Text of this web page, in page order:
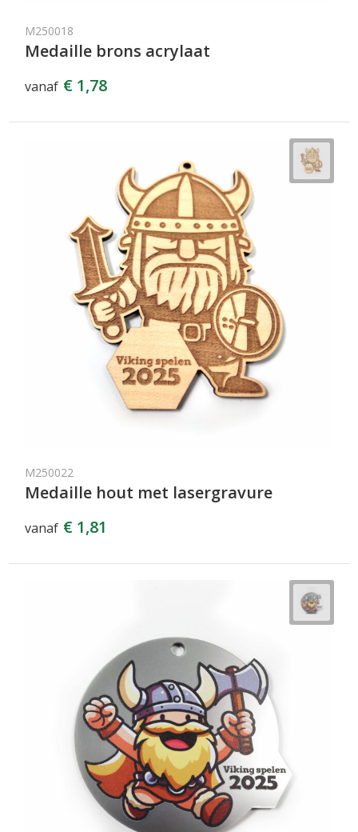
M250018
Medaille brons acrylaat
vanaf € 1,78
M250022
Medaille hout met lasergravure
vanaf € 1,81